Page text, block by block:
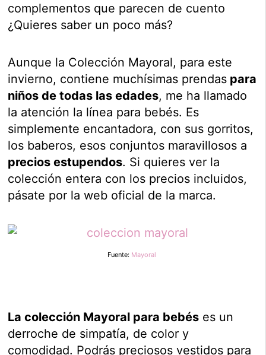
complementos que parecen de cuento
¿Quieres saber un poco más?
Aunque la Colección Mayoral, para este
invierno, contiene muchísimas prendas para
niños de todas las edades, me ha llamado
la atención la línea para bebés. Es
simplemente encantadora, con sus gorritos,
los baberos, esos conjuntos maravillosos a
precios estupendos. Si quieres ver la
colección entera con los precios incluidos,
pásate por la web oficial de la marca.
Fuente: Mayoral
La colección Mayoral para bebés es un
derroche de simpatía, de color y
comodidad. Podrás preciosos vestidos para